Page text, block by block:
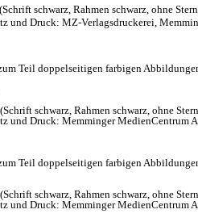
schwarz, Rahmen schwarz, ohne
und Druck: MZ-Verlagsdruckerei,
Teil doppelseitigen farbigen
schwarz, Rahmen schwarz, ohne
und Druck: Memminger MedienCentrum
Teil doppelseitigen farbigen
schwarz, Rahmen schwarz, ohne
und Druck: Memminger MedienCentrum